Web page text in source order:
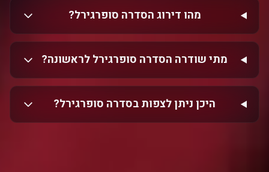
מהו דירוג הסדרה סופרגירל?
מתי שודרה הסדרה סופרגירל לראשונה?
היכן ניתן לצפות בסדרה סופרגירל?